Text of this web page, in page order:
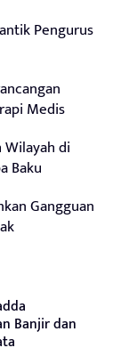
Pengurus
Medis
di
Baku
Gangguan
Banjir dan